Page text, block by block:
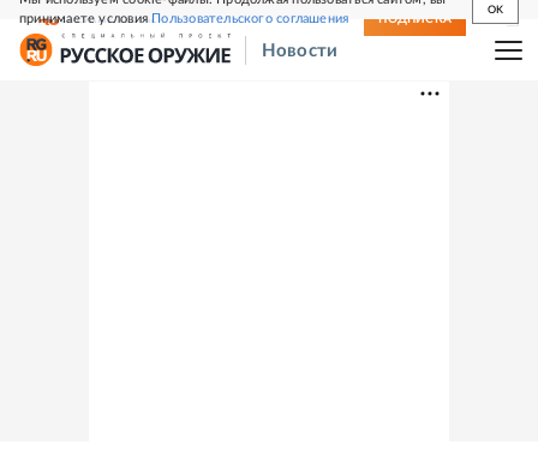
принимаете условияПользовательского соглашения
OK
СВЕЖИЙ НОМЕР ПОДПИСКА
Новости